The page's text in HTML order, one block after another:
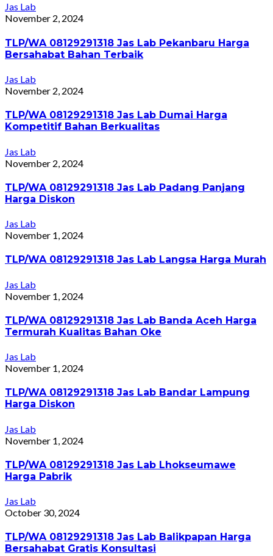
Jas Lab
November 2, 2024
TLP/WA 08129291318 Jas Lab Pekanbaru Harga
Bersahabat Bahan Terbaik
Jas Lab
November 2, 2024
TLP/WA 08129291318 Jas Lab Dumai Harga
Kompetitif Bahan Berkualitas
Jas Lab
November 2, 2024
TLP/WA 08129291318 Jas Lab Padang Panjang
Harga Diskon
Jas Lab
November 1, 2024
TLP/WA 08129291318 Jas Lab Langsa Harga Murah
Jas Lab
November 1, 2024
TLP/WA 08129291318 Jas Lab Banda Aceh Harga
Termurah Kualitas Bahan Oke
Jas Lab
November 1, 2024
TLP/WA 08129291318 Jas Lab Bandar Lampung
Harga Diskon
Jas Lab
November 1, 2024
TLP/WA 08129291318 Jas Lab Lhokseumawe
Harga Pabrik
Jas Lab
October 30, 2024
TLP/WA 08129291318 Jas Lab Balikpapan Harga
Bersahabat Gratis Konsultasi